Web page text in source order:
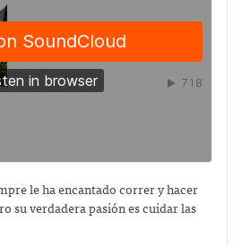
le ha encantado correr y hacer
su verdadera pasión es cuidar las